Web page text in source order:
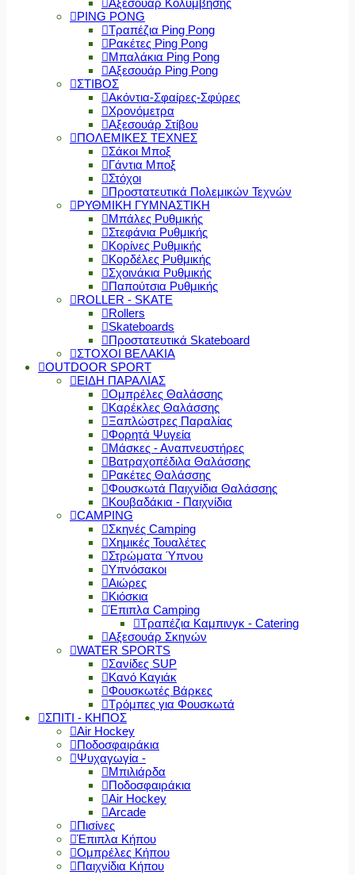
Αξεσουάρ Κολύμβησης
PING PONG
Τραπέζια Ping Pong
Ρακέτες Ping Pong
Μπαλάκια Ping Pong
Αξεσουάρ Ping Pong
ΣΤΙΒΟΣ
Ακόντια-Σφαίρες-Σφύρες
Χρονόμετρα
Αξεσουάρ Στίβου
ΠΟΛΕΜΙΚΕΣ ΤΕΧΝΕΣ
Σάκοι Μποξ
Γάντια Μποξ
Στόχοι
Προστατευτικά Πολεμικών Τεχνών
ΡΥΘΜΙΚΗ ΓΥΜΝΑΣΤΙΚΗ
Μπάλες Ρυθμικής
Στεφάνια Ρυθμικής
Κορίνες Ρυθμικής
Κορδέλες Ρυθμικής
Σχοινάκια Ρυθμικής
Παπούτσια Ρυθμικής
ROLLER - SKATE
Rollers
Skateboards
Προστατευτικά Skateboard
ΣΤΟΧΟΙ ΒΕΛΑΚΙΑ
OUTDOOR SPORT
ΕΙΔΗ ΠΑΡΑΛΙΑΣ
Ομπρέλες Θαλάσσης
Καρέκλες Θαλάσσης
Ξαπλώστρες Παραλίας
Φορητά Ψυγεία
Μάσκες - Αναπνευστήρες
Βατραχοπέδιλα Θαλάσσης
Ρακέτες Θαλάσσης
Φουσκωτά Παιχνίδια Θαλάσσης
Κουβαδάκια - Παιχνίδια
CAMPING
Σκηνές Camping
Χημικές Τουαλέτες
Στρώματα Ύπνου
Υπνόσακοι
Αιώρες
Κιόσκια
Έπιπλα Camping
Τραπέζια Καμπινγκ - Catering
Αξεσουάρ Σκηνών
WATER SPORTS
Σανίδες SUP
Κανό Καγιάκ
Φουσκωτές Βάρκες
Τρόμπες για Φουσκωτά
ΣΠΙΤΙ - ΚΗΠΟΣ
Air Hockey
Ποδοσφαιράκια
Ψυχαγωγία -
Μπιλιάρδα
Ποδοσφαιράκια
Air Hockey
Arcade
Πισίνες
Έπιπλα Κήπου
Ομπρέλες Κήπου
Παιχνίδια Κήπου